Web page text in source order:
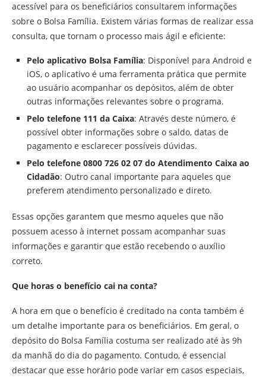
acessível para os beneficiários consultarem informações
sobre o Bolsa Família. Existem várias formas de realizar essa
consulta, que tornam o processo mais ágil e eficiente:
Pelo aplicativo Bolsa Família: Disponível para Android e
iOS, o aplicativo é uma ferramenta prática que permite
ao usuário acompanhar os depósitos, além de obter
outras informações relevantes sobre o programa.
Pelo telefone 111 da Caixa: Através deste número, é
possível obter informações sobre o saldo, datas de
pagamento e esclarecer possíveis dúvidas.
Pelo telefone 0800 726 02 07 do Atendimento Caixa ao
Cidadão: Outro canal importante para aqueles que
preferem atendimento personalizado e direto.
Essas opções garantem que mesmo aqueles que não
possuem acesso à internet possam acompanhar suas
informações e garantir que estão recebendo o auxílio
correto.
Que horas o benefício cai na conta?
A hora em que o benefício é creditado na conta também é
um detalhe importante para os beneficiários. Em geral, o
depósito do Bolsa Família costuma ser realizado até às 9h
da manhã do dia do pagamento. Contudo, é essencial
destacar que esse horário pode variar em casos especiais,